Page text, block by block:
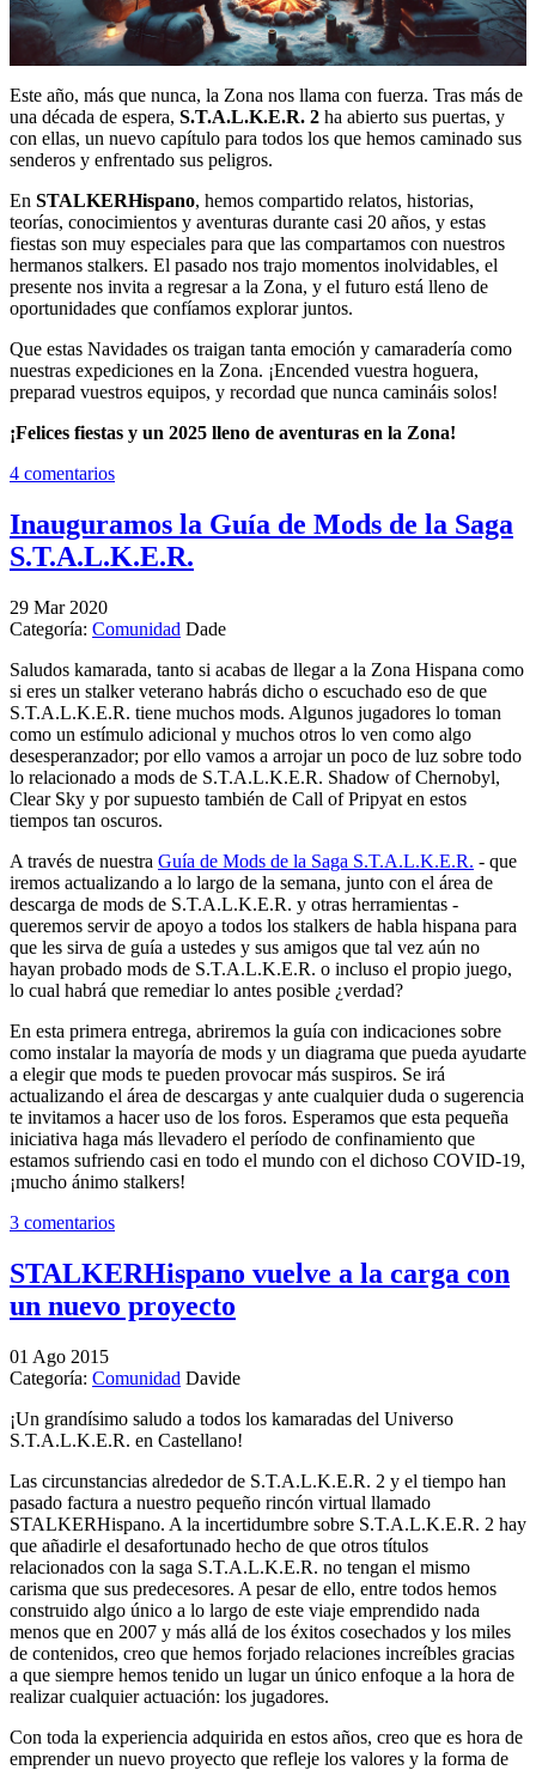
Este año, más que nunca, la Zona nos llama con fuerza. Tras más de
una década de espera, S.T.A.L.K.E.R. 2 ha abierto sus puertas, y
con ellas, un nuevo capítulo para todos los que hemos caminado sus
senderos y enfrentado sus peligros.
En STALKERHispano, hemos compartido relatos, historias,
teorías, conocimientos y aventuras durante casi 20 años, y estas
fiestas son muy especiales para que las compartamos con nuestros
hermanos stalkers. El pasado nos trajo momentos inolvidables, el
presente nos invita a regresar a la Zona, y el futuro está lleno de
oportunidades que confíamos explorar juntos.
Que estas Navidades os traigan tanta emoción y camaradería como
nuestras expediciones en la Zona. ¡Encended vuestra hoguera,
preparad vuestros equipos, y recordad que nunca camináis solos!
¡Felices fiestas y un 2025 lleno de aventuras en la Zona!
4 comentarios
Inauguramos la Guía de Mods de la Saga
S.T.A.L.K.E.R.
29 Mar 2020
Categoría: Comunidad Dade
Saludos kamarada, tanto si acabas de llegar a la Zona Hispana como
si eres un stalker veterano habrás dicho o escuchado eso de que
S.T.A.L.K.E.R. tiene muchos mods. Algunos jugadores lo toman
como un estímulo adicional y muchos otros lo ven como algo
desesperanzador; por ello vamos a arrojar un poco de luz sobre todo
lo relacionado a mods de S.T.A.L.K.E.R. Shadow of Chernobyl,
Clear Sky y por supuesto también de Call of Pripyat en estos
tiempos tan oscuros.
A través de nuestra Guía de Mods de la Saga S.T.A.L.K.E.R. - que
iremos actualizando a lo largo de la semana, junto con el área de
descarga de mods de S.T.A.L.K.E.R. y otras herramientas -
queremos servir de apoyo a todos los stalkers de habla hispana para
que les sirva de guía a ustedes y sus amigos que tal vez aún no
hayan probado mods de S.T.A.L.K.E.R. o incluso el propio juego,
lo cual habrá que remediar lo antes posible ¿verdad?
En esta primera entrega, abriremos la guía con indicaciones sobre
como instalar la mayoría de mods y un diagrama que pueda ayudarte
a elegir que mods te pueden provocar más suspiros. Se irá
actualizando el área de descargas y ante cualquier duda o sugerencia
te invitamos a hacer uso de los foros. Esperamos que esta pequeña
iniciativa haga más llevadero el período de confinamiento que
estamos sufriendo casi en todo el mundo con el dichoso COVID-19,
¡mucho ánimo stalkers!
3 comentarios
STALKERHispano vuelve a la carga con
un nuevo proyecto
01 Ago 2015
Categoría: Comunidad Davide
¡Un grandísimo saludo a todos los kamaradas del Universo
S.T.A.L.K.E.R. en Castellano!
Las circunstancias alrededor de S.T.A.L.K.E.R. 2 y el tiempo han
pasado factura a nuestro pequeño rincón virtual llamado
STALKERHispano. A la incertidumbre sobre S.T.A.L.K.E.R. 2 hay
que añadirle el desafortunado hecho de que otros títulos
relacionados con la saga S.T.A.L.K.E.R. no tengan el mismo
carisma que sus predecesores. A pesar de ello, entre todos hemos
construido algo único a lo largo de este viaje emprendido nada
menos que en 2007 y más allá de los éxitos cosechados y los miles
de contenidos, creo que hemos forjado relaciones increíbles gracias
a que siempre hemos tenido un lugar un único enfoque a la hora de
realizar cualquier actuación: los jugadores.
Con toda la experiencia adquirida en estos años, creo que es hora de
emprender un nuevo proyecto que refleje los valores y la forma de